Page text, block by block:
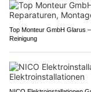
Top Monteur GmbH Glarus
Reinigung